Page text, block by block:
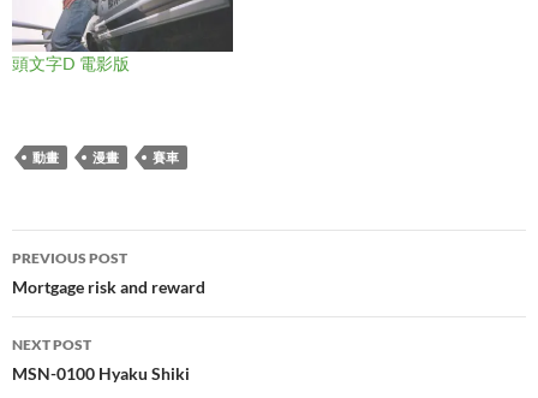
頭文字D 電影版
動畫 漫畫 賽車
Post
navigation
PREVIOUS POST
Mortgage risk and reward
NEXT POST
MSN-0100 Hyaku Shiki